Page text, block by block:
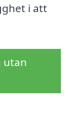
i att
utan